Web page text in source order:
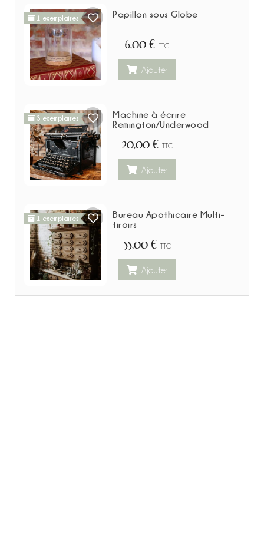
1 exemplaires Papillon sous Globe
6,00 € TTC
Ajouter
3 exemplaires
Machine à écrire
Remington/Underwood
20,00 € TTC
Ajouter
1 exemplaires
Bureau Apothicaire Multi-
tiroirs
55,00 € TTC
Ajouter